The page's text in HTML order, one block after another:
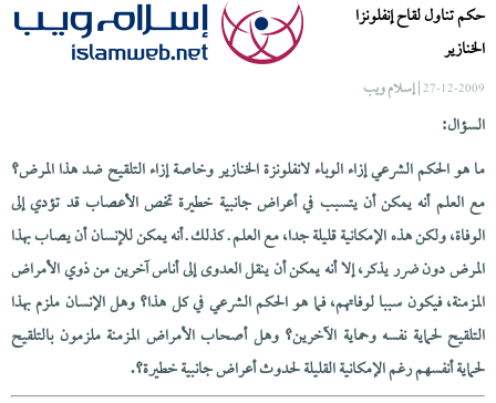
حكم تناول لقاح إنفلونزا
الخنازير
27-12-2009| إسلام ويب
السؤال:
ما هو الحكم الشرعي إزاء الوباء لانفلونزة الخنازير وخاصة إزاء التلقيح ضد هذا المرض؟
مع العلم أنه يمكن أن يتسبب في أعراض جانبية خطيرة تخص الأعصاب قد تؤدي إلى
الوفاة، ولكن هذه الإمكانية قليلة جدا، مع العلم ـ كذلك ـ أنه يمكن للإنسان أن يصاب بهذا
المرض دون ضرر يذكر، إلا أنه يمكن أن ينقل العدوى إلى أناس آخرين من ذوي الأمراض
المزمنة، فيكون سببا لوفاتهم، فما هو الحكم الشرعي في كل هذا؟ وهل الإنسان ملزم بهذا
التلقيح لحماية نفسه وحماية الآخرين؟ وهل أصحاب الأمراض المزمنة ملزمون بالتلقيح
لحماية أنفسهم رغم الإمكانية القليلة لحدوث أعراض جانبية خطيرة؟.